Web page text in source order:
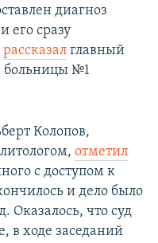
диагноз
его сразу
рассказал главный
больницы №1
Колопов,
отметил
с доступом к
и дело было
Оказалось, что суд
в ходе заседаний